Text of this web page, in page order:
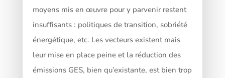
moyens mis en œuvre pour y parvenir restent
insuffisants : politiques de transition, sobriété
énergétique, etc. Les vecteurs existent mais
leur mise en place peine et la réduction des
émissions GES, bien qu’existante, est bien trop